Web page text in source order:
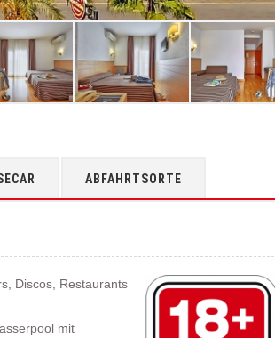
ABFAHRTSORTE
Discos, Restaurants
mit